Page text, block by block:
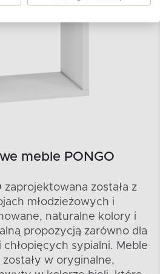
meble PONGO
zaprojektowana została z
młodzieżowych i
naturalne kolory i
propozycją zarówno dla
sypialni. Meble
w oryginalne,